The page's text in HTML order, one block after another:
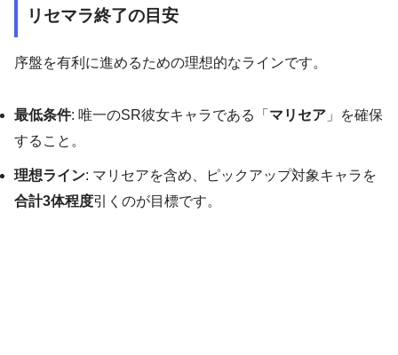
リセマラ終了の目安
序盤を有利に進めるための理想的なラインです。
最低条件: 唯一のSR彼女キャラである「 マリセア 」を確保
すること。
理想ライン: マリセアを含め、ピックアップ対象キャラを
合計3体程度引くのが目標です。